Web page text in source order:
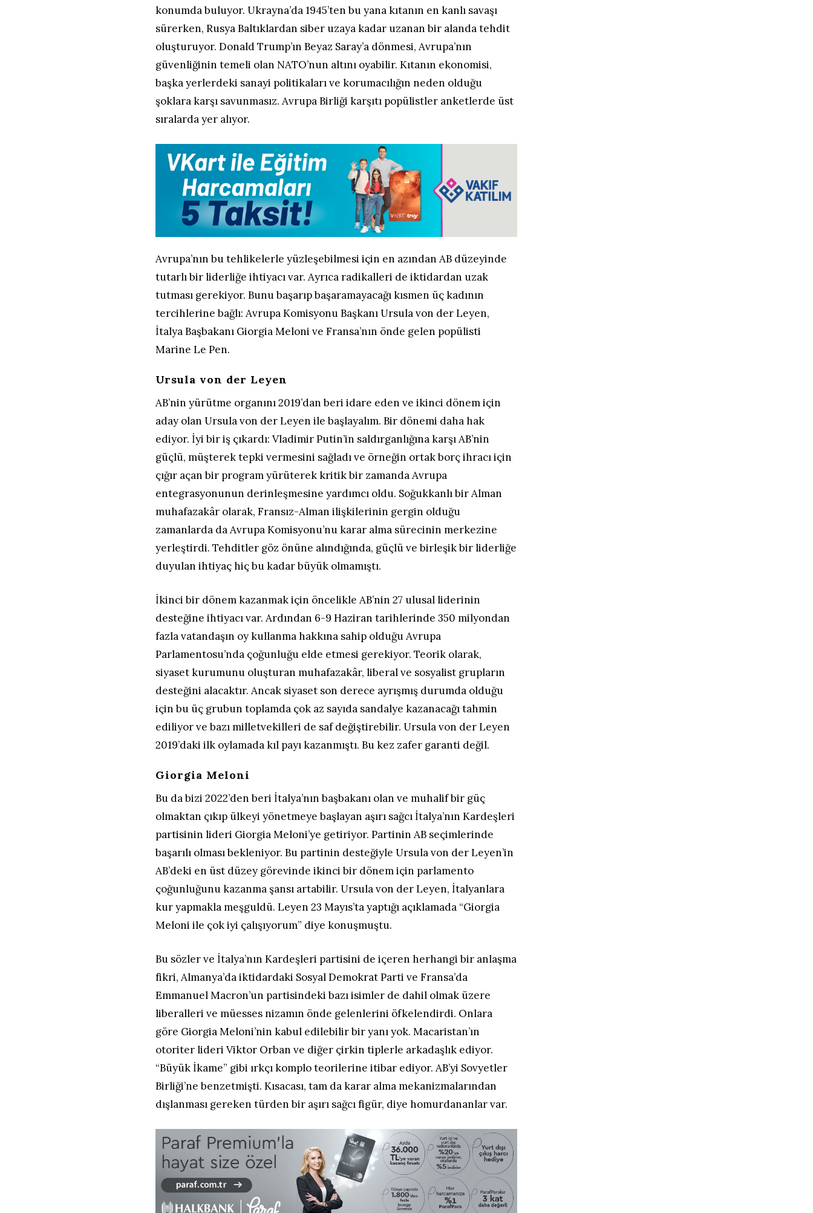
konumda buluyor. Ukrayna’da 1945’ten bu yana kıtanın en kanlı savaşı
sürerken, Rusya Baltıklardan siber uzaya kadar uzanan bir alanda tehdit
oluşturuyor. Donald Trump’ın Beyaz Saray’a dönmesi, Avrupa’nın
güvenliğinin temeli olan NATO’nun altını oyabilir. Kıtanın ekonomisi,
başka yerlerdeki sanayi politikaları ve korumacılığın neden olduğu
şoklara karşı savunmasız. Avrupa Birliği karşıtı popülistler anketlerde üst
sıralarda yer alıyor.
Avrupa’nın bu tehlikelerle yüzleşebilmesi için en azından AB düzeyinde
tutarlı bir liderliğe ihtiyacı var. Ayrıca radikalleri de iktidardan uzak
tutması gerekiyor. Bunu başarıp başaramayacağı kısmen üç kadının
tercihlerine bağlı: Avrupa Komisyonu Başkanı Ursula von der Leyen,
İtalya Başbakanı Giorgia Meloni ve Fransa’nın önde gelen popülisti
Marine Le Pen.
Ursula von der Leyen
AB’nin yürütme organını 2019’dan beri idare eden ve ikinci dönem için
aday olan Ursula von der Leyen ile başlayalım. Bir dönemi daha hak
ediyor. İyi bir iş çıkardı: Vladimir Putin’in saldırganlığına karşı AB’nin
güçlü, müşterek tepki vermesini sağladı ve örneğin ortak borç ihracı için
çığır açan bir program yürüterek kritik bir zamanda Avrupa
entegrasyonunun derinleşmesine yardımcı oldu. Soğukkanlı bir Alman
muhafazakâr olarak, Fransız-Alman ilişkilerinin gergin olduğu
zamanlarda da Avrupa Komisyonu’nu karar alma sürecinin merkezine
yerleştirdi. Tehditler göz önüne alındığında, güçlü ve birleşik bir liderliğe
duyulan ihtiyaç hiç bu kadar büyük olmamıştı.
İkinci bir dönem kazanmak için öncelikle AB’nin 27 ulusal liderinin
desteğine ihtiyacı var. Ardından 6-9 Haziran tarihlerinde 350 milyondan
fazla vatandaşın oy kullanma hakkına sahip olduğu Avrupa
Parlamentosu’nda çoğunluğu elde etmesi gerekiyor. Teorik olarak,
siyaset kurumunu oluşturan muhafazakâr, liberal ve sosyalist grupların
desteğini alacaktır. Ancak siyaset son derece ayrışmış durumda olduğu
için bu üç grubun toplamda çok az sayıda sandalye kazanacağı tahmin
ediliyor ve bazı milletvekilleri de saf değiştirebilir. Ursula von der Leyen
2019’daki ilk oylamada kıl payı kazanmıştı. Bu kez zafer garanti değil.
Giorgia Meloni
Bu da bizi 2022’den beri İtalya’nın başbakanı olan ve muhalif bir güç
olmaktan çıkıp ülkeyi yönetmeye başlayan aşırı sağcı İtalya’nın Kardeşleri
partisinin lideri Giorgia Meloni’ye getiriyor. Partinin AB seçimlerinde
başarılı olması bekleniyor. Bu partinin desteğiyle Ursula von der Leyen’in
AB’deki en üst düzey görevinde ikinci bir dönem için parlamento
çoğunluğunu kazanma şansı artabilir. Ursula von der Leyen, İtalyanlara
kur yapmakla meşguldü. Leyen 23 Mayıs’ta yaptığı açıklamada “Giorgia
Meloni ile çok iyi çalışıyorum” diye konuşmuştu.
Bu sözler ve İtalya’nın Kardeşleri partisini de içeren herhangi bir anlaşma
fikri, Almanya’da iktidardaki Sosyal Demokrat Parti ve Fransa’da
Emmanuel Macron’un partisindeki bazı isimler de dahil olmak üzere
liberalleri ve müesses nizamın önde gelenlerini öfkelendirdi. Onlara
göre Giorgia Meloni’nin kabul edilebilir bir yanı yok. Macaristan’ın
otoriter lideri Viktor Orban ve diğer çirkin tiplerle arkadaşlık ediyor.
“Büyük İkame” gibi ırkçı komplo teorilerine itibar ediyor. AB’yi Sovyetler
Birliği’ne benzetmişti. Kısacası, tam da karar alma mekanizmalarından
dışlanması gereken türden bir aşırı sağcı figür, diye homurdananlar var.